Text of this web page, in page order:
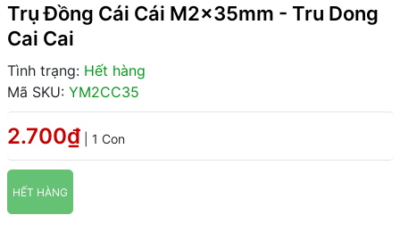
Trụ Đồng Cái Cái M2x35mm - Tru Dong
Cai Cai
Tình trạng: Hết hàng
Mã SKU: YM2CC35
2.700₫ | 1 Con
HẾT HÀNG